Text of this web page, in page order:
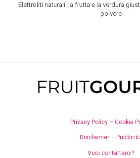
Elettroliti naturali: la frutta e la verdura
polvere
Privacy Policy – Cookie
Disclaimer–
Vuoi contattarci?